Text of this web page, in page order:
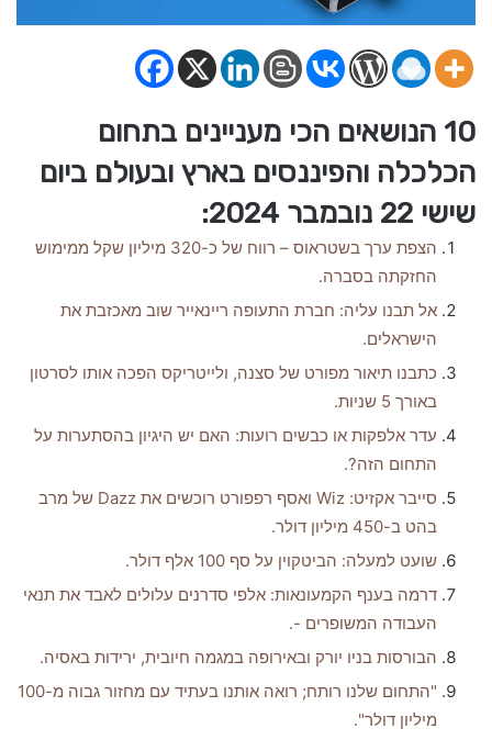
10 הנושאים הכי מעניינים בתחום
הכלכלה והפיננסים בארץ ובעולם ביום
שישי 22 נובמבר 2024:
הצפת ערך בשטראוס – רווח של כ-320 מיליון שקל ממימוש
החזקתה בסברה.
אל תבנו עליה: חברת התעופה ריינאייר שוב מאכזבת את
הישראלים.
כתבנו תיאור מפורט של סצנה, ולייטריקס הפכה אותו לסרטון
באורך 5 שניות.
עדר אלפקות או כבשים רועות: האם יש היגיון בהסתערות על
התחום הזה?.
סייבר אקזיט: Wiz ואסף רפפורט רוכשים את Dazz של מרב
בהט ב-450 מיליון דולר.
שועט למעלה: הביטקוין על סף 100 אלף דולר.
דרמה בענף הקמעונאות: אלפי סדרנים עלולים לאבד את תנאי
העבודה המשופרים -.
הבורסות בניו יורק ובאירופה במגמה חיובית, ירידות באסיה.
"התחום שלנו רותח; רואה אותנו בעתיד עם מחזור גבוה מ-100
מיליון דולר".